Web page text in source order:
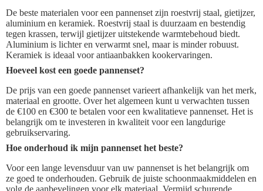
De beste materialen voor een pannenset zijn roestvrij staal, gietijzer,
aluminium en keramiek. Roestvrij staal is duurzaam en bestendig
tegen krassen, terwijl gietijzer uitstekende warmtebehoud biedt.
Aluminium is lichter en verwarmt snel, maar is minder robuust.
Keramiek is ideaal voor antiaanbakken kookervaringen.
Hoeveel kost een goede pannenset?
De prijs van een goede pannenset varieert afhankelijk van het merk,
materiaal en grootte. Over het algemeen kunt u verwachten tussen
de €100 en €300 te betalen voor een kwalitatieve pannenset. Het is
belangrijk om te investeren in kwaliteit voor een langdurige
gebruikservaring.
Hoe onderhoud ik mijn pannenset het beste?
Voor een lange levensduur van uw pannenset is het belangrijk om
ze goed te onderhouden. Gebruik de juiste schoonmaakmiddelen en
volg de aanbevelingen voor elk materiaal. Vermijd schurende